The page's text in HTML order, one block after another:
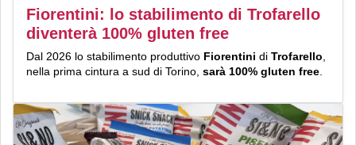
Fiorentini: lo stabilimento di Trofarello
diventerà 100% gluten free
Dal 2026 lo stabilimento produttivo Fiorentini di Trofarello
nella prima cintura a sud di Torino, sarà 100% gluten free